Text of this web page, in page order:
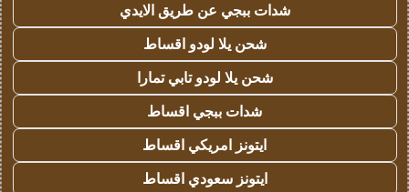
شدات ببجي عن طريق الايدي
شحن يلا لودو اقساط
شحن يلا لودو تابي تمارا
شدات ببجي اقساط
ايتونز امريكي اقساط
ايتونز سعودي اقساط